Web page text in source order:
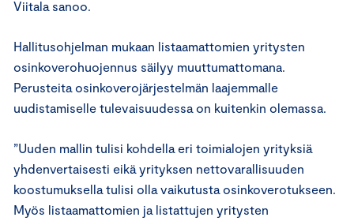
Viitala sanoo.
Hallitusohjelman mukaan listaamattomien yritysten
osinkoverohuojennus säilyy muuttumattomana.
Perusteita osinkoverojärjestelmän laajemmalle
uudistamiselle tulevaisuudessa on kuitenkin olemassa.
”Uuden mallin tulisi kohdella eri toimialojen yrityksiä
yhdenvertaisesti eikä yrityksen nettovarallisuuden
koostumuksella tulisi olla vaikutusta osinkoverotukseen.
Myös listaamattomien ja listattujen yritysten